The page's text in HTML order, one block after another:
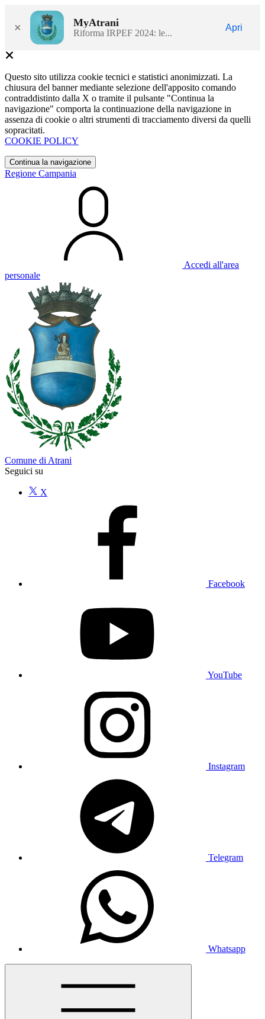
× MyAtrani
Riforma IRPEF 2024: le...
Apri
Questo sito utilizza cookie tecnici e statistici anonimizzati. La
chiusura del banner mediante selezione dell'apposito comando
contraddistinto dalla X o tramite il pulsante "Continua la
navigazione" comporta la continuazione della navigazione in
assenza di cookie o altri strumenti di tracciamento diversi da quelli
sopracitati.
COOKIE POLICY
Continua la navigazione
Regione Campania
Accedi all'area
personale
Comune di Atrani
Seguici su
X
Facebook
YouTube
Instagram
Telegram
Whatsapp